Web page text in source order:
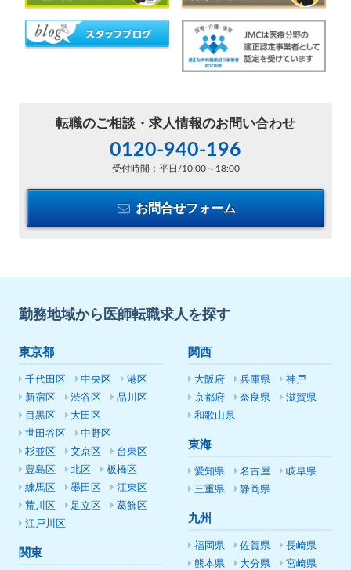
転職のご相談・ 求人情報のお問い合わせ
0120-940-196
受付時間：平日/10:00～18:00
お問合せフォーム
勤務地域から医師転職求人を探す
東京都
千代田区 中央区
港区
新宿区
渋谷区
品川区
目黒区
大田区
世田谷区
中野区
杉並区
文京区
台東区
豊島区
北区
板橋区
練馬区
墨田区
江東区
荒川区
足立区
葛飾区
江戸川区
関東
関西
大阪府 兵庫県
神戸
京都府
奈良県
滋賀県
和歌山県
東海
愛知県 名古屋
岐阜県
三重県
静岡県
九州
福岡県 佐賀県
長崎県
熊本県
大分県
宮崎県